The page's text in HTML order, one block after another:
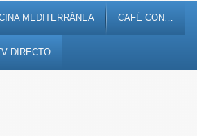
MEDITERRÁNEA CAFÉ CON…
DIRECTO